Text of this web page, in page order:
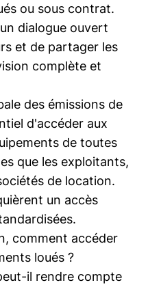
ou sous contrat.
dialogue ouvert
et de partager les
complète et
des émissions de
d'accéder aux
de toutes
que les exploitants,
de location.
un accès
comment accéder
loués ?
il rendre compte